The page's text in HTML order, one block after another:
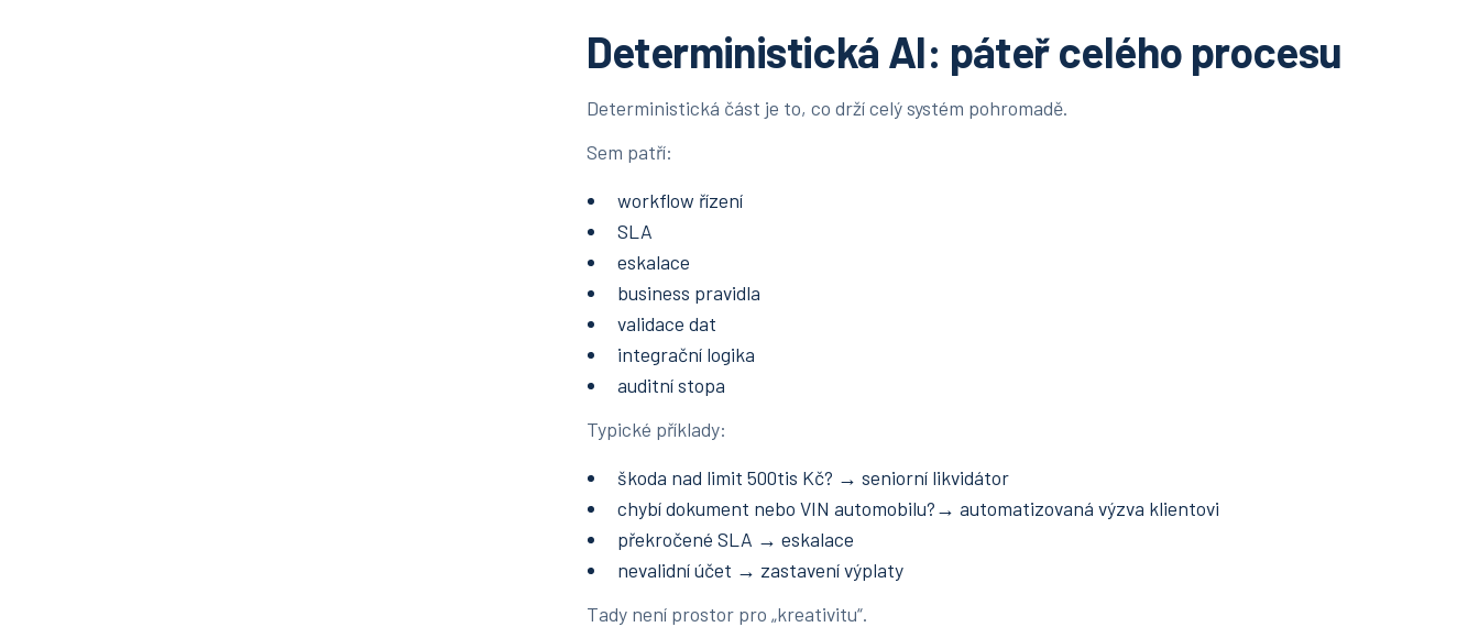
Deterministická AI: páteř celého procesu
Deterministická část je to, co drží celý systém pohromadě.
Sem patří:
workflow řízení
SLA
eskalace
business pravidla
validace dat
integrační logika
auditní stopa
Typické příklady:
škoda nad limit 500tis Kč? → seniorní likvidátor
chybí dokument nebo VIN automobilu?→ automatizovaná výzva klientovi
překročené SLA → eskalace
nevalidní účet → zastavení výplaty
Tady není prostor pro „kreativitu“.